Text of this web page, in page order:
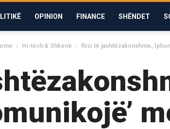
OPINION FINANCE SHËNDET
Hi-tech & Shkenë Risi të jashtëzakonshme,